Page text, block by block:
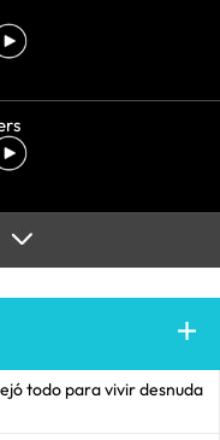
todo para vivir desnuda